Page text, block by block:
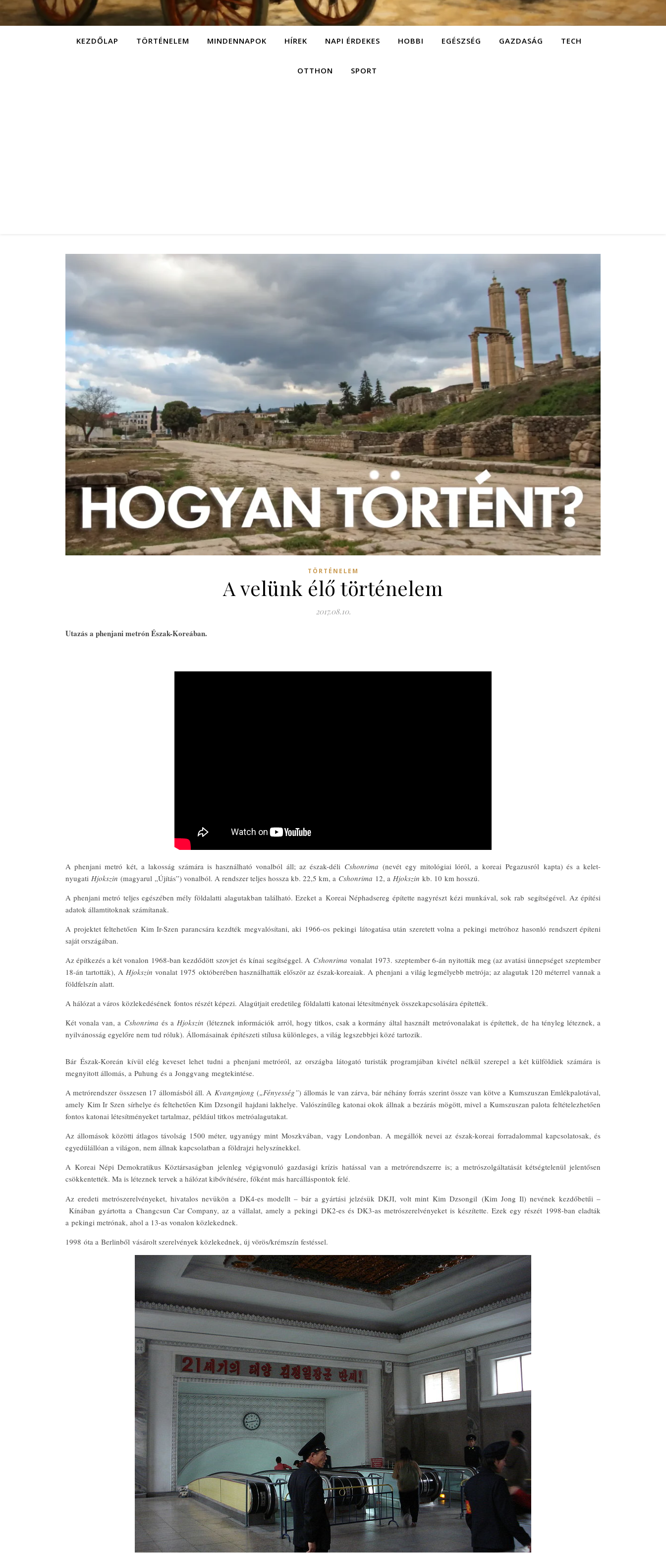
KEZDŐLAP TÖRTÉNELEM MINDENNAPOK HÍREK NAPI ÉRDEKES HOBBI EGÉSZSÉG GAZDASÁG TECH
OTTHON SPORT
TÖRTÉNELEM
A velünk élő történelem
2017.08.10.
Utazás a phenjani metrón Észak-Koreában.
A phenjani metró két, a lakosság számára is használható vonalból áll; az észak-déli Cshonrima (nevét egy mitológiai lóról, a koreai Pegazusról kapta) és a kelet-
nyugati Hjokszin (magyarul „Újítás”) vonalból. A rendszer teljes hossza kb. 22,5 km, a Cshonrima 12, a Hjokszin kb. 10 km hosszú.
A phenjani metró teljes egészében mély földalatti alagutakban található. Ezeket a Koreai Néphadsereg építette nagyrészt kézi munkával, sok rab segítségével. Az építési
adatok államtitoknak számítanak.
A projektet feltehetően Kim Ir-Szen parancsára kezdték megvalósítani, aki 1966-os pekingi látogatása után szeretett volna a pekingi metróhoz hasonló rendszert építeni
saját országában.
Az építkezés a két vonalon 1968-ban kezdődött szovjet és kínai segítséggel. A Cshonrima vonalat 1973. szeptember 6-án nyitották meg (az avatási ünnepséget szeptember
18-án tartották), A Hjokszin vonalat 1975 októberében használhatták először az észak-koreaiak. A phenjani a világ legmélyebb metrója; az alagutak 120 méterrel vannak a
földfelszín alatt.
A hálózat a város közlekedésének fontos részét képezi. Alagútjait eredetileg földalatti katonai létesítmények összekapcsolására építették.
Két vonala van, a Cshonrima és aHjokszin (léteznek információk arról, hogy titkos, csak a kormány által használt metróvonalakat is építettek, de ha tényleg léteznek, a
nyilvánosság egyelőre nem tud róluk). Állomásainak építészeti stílusa különleges, a világ legszebbjei közé tartozik.
Bár Észak-Koreán kívül elég keveset lehet tudni a phenjani metróról, az országba látogató turisták programjában kivétel nélkül szerepel a két külföldiek számára is
megnyitott állomás, a Puhung és a Jonggvang megtekintése.
A metrórendszer összesen 17 állomásból áll. A Kvangmjong („Fényesség”) állomás le van zárva, bár néhány forrás szerint össze van kötve a Kumszuszan Emlékpalotával,
amely Kim Ir Szen sírhelye és feltehetően Kim Dzsongil hajdani lakhelye. Valószínűleg katonai okok állnak a bezárás mögött, mivel a Kumszuszan palota feltételezhetően
fontos katonai létesítményeket tartalmaz, például titkos metróalagutakat.
Az állomások közötti átlagos távolság 1500 méter, ugyanúgy mint Moszkvában, vagy Londonban. A megállók nevei az észak-koreai forradalommal kapcsolatosak, és
egyedülállóan a világon, nem állnak kapcsolatban a földrajzi helyszínekkel.
A Koreai Népi Demokratikus Köztársaságban jelenleg végigvonuló gazdasági krízis hatással van a metrórendszerre is; a metrószolgáltatását kétségtelenül jelentősen
csökkentették. Ma is léteznek tervek a hálózat kibővítésére, főként más harcálláspontok felé.
Az eredeti metrószerelvényeket, hivatalos nevükön a DK4-es modellt – bár a gyártási jelzésük DKJI, volt mint Kim Dzsongil (Kim Jong Il) nevének kezdőbetűi –
Kínában gyártotta a Changcsun Car Company, az a vállalat, amely a pekingi DK2-es és DK3-as metrószerelvényeket is készítette. Ezek egy részét 1998-ban eladták
a pekingi metrónak, ahol a 13-as vonalon közlekednek.
1998 óta a Berlinből vásárolt szerelvények közlekednek, új vörös/krémszín festéssel.